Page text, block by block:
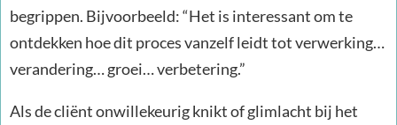
begrippen. Bijvoorbeeld: “Het is interessant om te
ontdekken hoe dit proces vanzelf leidt tot verwerking…
verandering… groei… verbetering.”
Als de cliënt onwillekeurig knikt of glimlacht bij het